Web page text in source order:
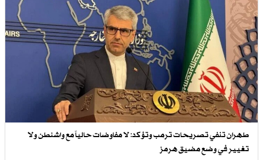
طهران تنفي تصريحات ترمب وتؤكد: لا مفاوضات حالياً مع واشنطن ولا
تغيير في وضع مضيق هرمز